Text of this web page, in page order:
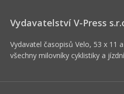
Vydavatelství V-Press
Vydavatel časopisů Velo, 53 x 11
všechny milovníky cyklistiky a